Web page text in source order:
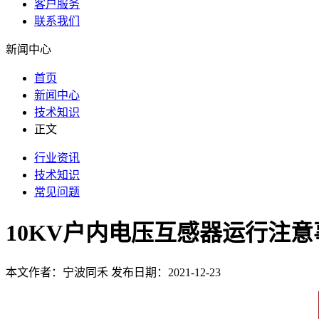
客户服务
联系我们
新闻中心
首页
新闻中心
技术知识
正文
行业资讯
技术知识
常见问题
10KV户内电压互感器运行注意
本文作者：宁波同禾 发布日期：2021-12-23